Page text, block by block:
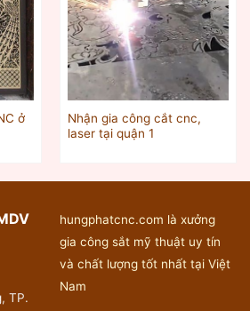
ở
Nhận gia công cắt cnc,
laser tại quận 1
TP.
hungphatcnc.com là xưởng
gia công sắt mỹ thuật uy tín
và chất lượng tốt nhất tại Việt
Nam